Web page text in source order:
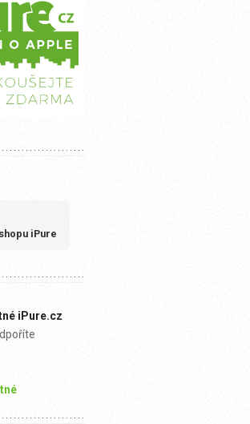
iPure
iPure.cz